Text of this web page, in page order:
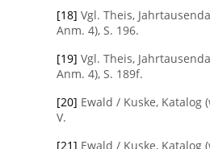
[18] Vgl. Theis,
Anm. 4), S. 196.
[19] Vgl. Theis,
Anm. 4), S. 189f.
[20] Ewald / Kuske, Katalog
V.
[21] Ewald / Kuske, Katalog